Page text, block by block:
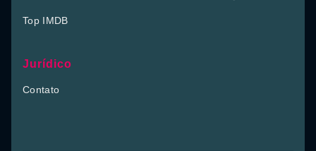
Top IMDB
Jurídico
Contato